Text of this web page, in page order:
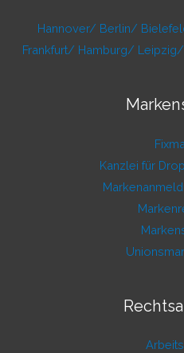
Hannover/ Berlin/
Frankfurt/ Hamburg/ Leipzig/
Kanzlei für